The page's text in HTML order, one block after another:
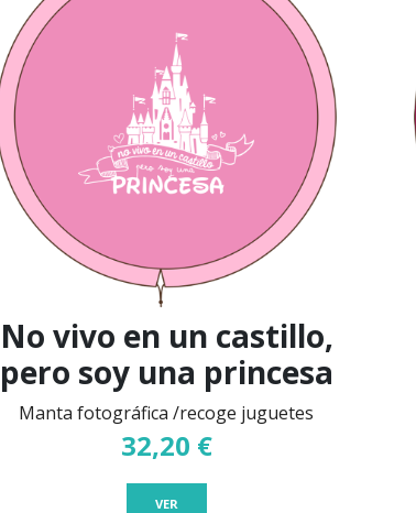
No vivo en un castillo,
pero soy una princesa
Manta fotográfica /recoge juguetes
32,20 €
VER